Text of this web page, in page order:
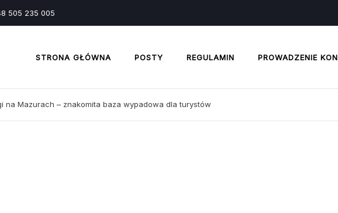
505 235 005
STRONA GŁÓWNA POSTY REGULAMIN PROWADZENIE
na Mazurach – znakomita baza wypadowa dla turystów